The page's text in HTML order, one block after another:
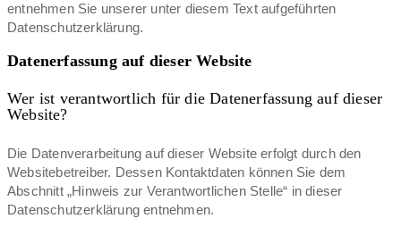
entnehmen Sie unserer unter diesem Text aufgeführten
Datenschutzerklärung.
Datenerfassung auf dieser Website
Wer ist verantwortlich für die Datenerfassung auf dieser
Website?
Die Datenverarbeitung auf dieser Website erfolgt durch den
Websitebetreiber. Dessen Kontaktdaten können Sie dem
Abschnitt „Hinweis zur Verantwortlichen Stelle“ in dieser
Datenschutzerklärung entnehmen.